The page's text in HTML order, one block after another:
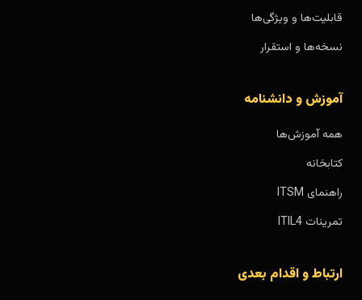
قابلیت‌ها و ویژگی‌ها
نسخه‌ها و استقرار
آموزش و دانشنامه
همه آموزش‌ها
کتابخانه
راهنمای ITSM
تمرینات ITIL4
ارتباط و اقدام بعدی